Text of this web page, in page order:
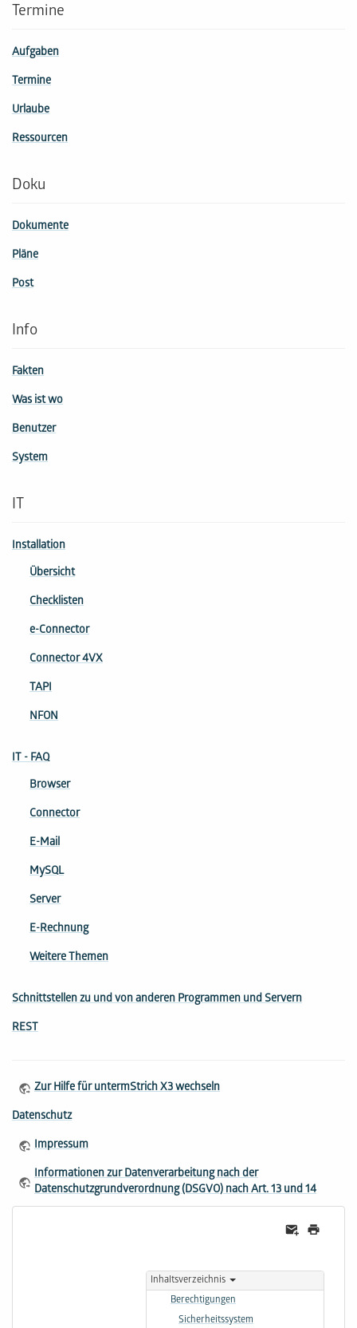
Termine
Aufgaben
Termine
Urlaube
Ressourcen
Doku
Dokumente
Pläne
Post
Info
Fakten
Was ist wo
Benutzer
System
IT
Installation
Übersicht
Checklisten
e-Connector
Connector 4VX
TAPI
NFON
IT - FAQ
Browser
Connector
E-Mail
MySQL
Server
E-Rechnung
Weitere Themen
Schnittstellen zu und von anderen Programmen und Servern
REST
Zur Hilfe für untermStrich X3 wechseln
Datenschutz
Impressum
Informationen zur Datenverarbeitung nach der
Datenschutzgrundverordnung (DSGVO) nach Art. 13 und 14
Inhaltsverzeichnis
Berechtigungen
Sicherheitssystem